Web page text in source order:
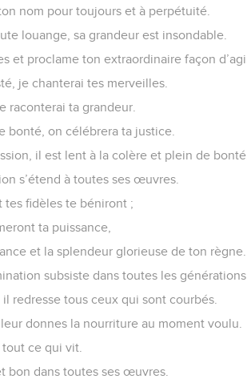
nom pour toujours et à perpétuité.
louange, sa grandeur est insondable.
et proclame ton extraordinaire façon
je chanterai tes merveilles.
raconterai ta grandeur.
bonté, on célébrera ta justice.
il est lent à la colère et plein de bonté.
s’étend à toutes ses œuvres.
fidèles te béniront ;
ta puissance,
et la splendeur glorieuse de ton règne.
subsiste dans toutes les générations.
redresse tous ceux qui sont courbés.
donnes la nourriture au moment voulu.
ce qui vit.
bon dans toutes ses œuvres.